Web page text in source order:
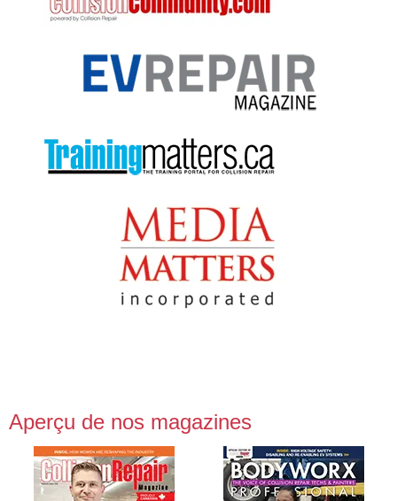
Aperçu de nos magazines